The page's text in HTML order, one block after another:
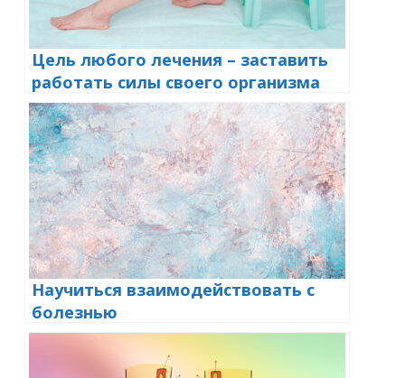
Цель любого лечения – заставить
работать силы своего организма
Научиться взаимодействовать с
болезнью